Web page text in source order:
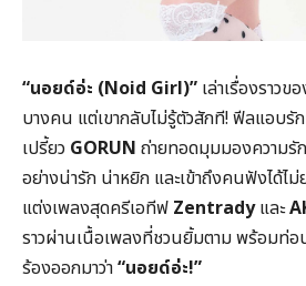
“นอยด์อ่ะ (Noid Girl)” เล่าเรื่องราว
บางคน แต่เขากลับไม่รู้ตัวสักที! ฟีลแอบ
เปรี้ยว GORUN ถ่ายทอดมุมมองความรั
อย่างน่ารัก น่าหยิก และเข้าถึงคนฟังได้ไ
แต่งเพลงสุดครีเอทีฟ Zentradyและ
ราวผ่านเนื้อเพลงที่ชวนยิ้มตาม พร้อมท่
ร้องออกมาว่า“นอยด์อ่ะ!”